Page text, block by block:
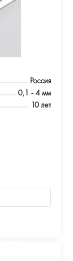
Россия
0,1 - 4 мм
10 лет